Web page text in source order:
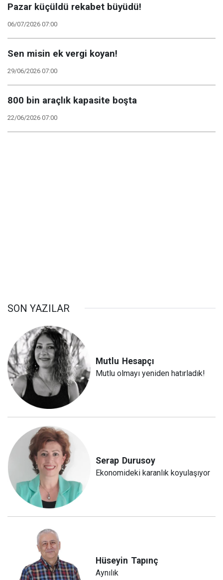
Pazar küçüldü rekabet büyüdü!
06/07/2026 07:00
Sen misin ek vergi koyan!
29/06/2026 07:00
800 bin araçlık kapasite boşta
22/06/2026 07:00
SON YAZILAR
Mutlu Hesapçı
Mutlu olmayı yeniden hatırladık!
Serap Durusoy
Ekonomideki karanlık koyulaşıyor
Hüseyin Tapınç
Aynılık